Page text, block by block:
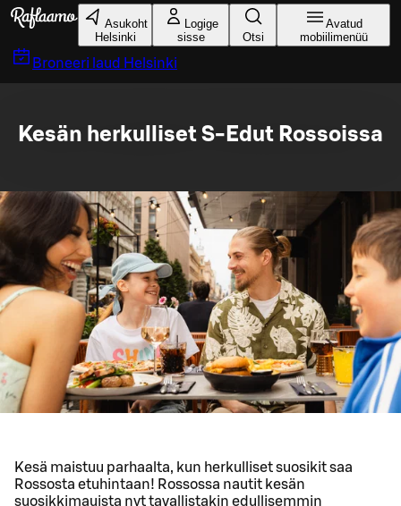
Liigu peamise sisu juurde
Asukoht
Helsinki
Logige
sisse
Otsi
Avatud
mobiilimenüü
Broneeri laud Helsinki
Kesän herkulliset S-Edut Rossoissa
Kesä maistuu parhaalta, kun herkulliset suosikit saa
Rossosta etuhintaan! Rossossa nautit kesän
suosikkimauista nyt tavallistakin edullisemmin